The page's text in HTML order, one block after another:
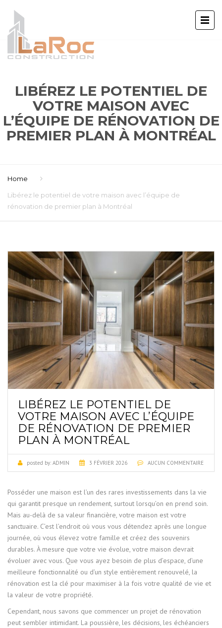
LIBÉREZ LE POTENTIEL DE
VOTRE MAISON AVEC
L’ÉQUIPE DE RÉNOVATION DE
PREMIER PLAN À MONTRÉAL
Home
Libérez le potentiel de votre maison avec l’équipe de
rénovation de premier plan à Montréal
LIBÉREZ LE POTENTIEL DE
VOTRE MAISON AVEC L’ÉQUIPE
DE RÉNOVATION DE PREMIER
PLAN À MONTRÉAL
posted by: ADMIN 3 FÉVRIER 2026 AUCUN COMMENTAIRE
Posséder une maison est l’un des rares investissements dans la vie
qui garantit presque un rendement, surtout lorsqu’on en prend soin.
Mais au-delà de sa valeur financière, votre maison est votre
sanctuaire. C’est l’endroit où vous vous détendez après une longue
journée, où vous élevez votre famille et créez des souvenirs
durables. À mesure que votre vie évolue, votre maison devrait
évoluer avec vous. Que vous ayez besoin de plus d’espace, d’une
meilleure fonctionnalité ou d’un style entièrement renouvelé, la
rénovation est la clé pour maximiser à la fois votre qualité de vie et
la valeur de votre propriété.
Cependant, nous savons que commencer un projet de rénovation
peut sembler intimidant. La poussière, les décisions, les échéanciers